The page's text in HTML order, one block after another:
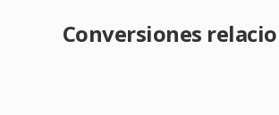
Conversiones